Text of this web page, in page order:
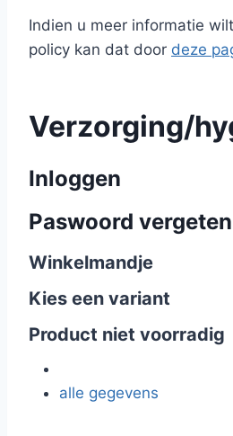
Indien u meer informatie
policy kan dat door deze
Verzorging/
Inloggen
Paswoord vergeten
Winkelmandje
Kies een variant
Product niet voorradig
alle gegevens